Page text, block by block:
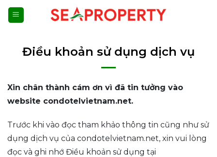
Bỏ
qua
Điều khoản sử dụng dịch vụ
Xin chân thành cám ơn vì đã tin tưởng vào
website condotelvietnam.net.
Trước khi vào đọc tham khảo thông tin cũng như sử
dụng dịch vụ của condotelvietnam.net, xin vui lòng
đọc và ghi nhớ Điều khoản sử dụng tại